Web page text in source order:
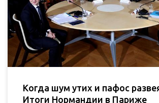
Когда шум утих и пафос
Итоги Нормандии в Париже